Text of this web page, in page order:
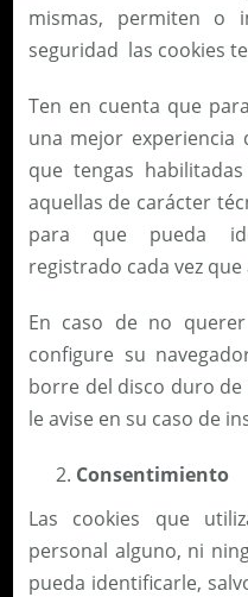
mismas, permiten o
seguridad las cookies
Ten en cuenta que
una mejor experiencia
que tengas
aquellas de carácter
para que pueda
registrado cada vez
En caso de no
configure su
borre del disco duro
le avise en su caso de
Consentimiento
Las cookies que
personal alguno, ni
pueda identificarle,